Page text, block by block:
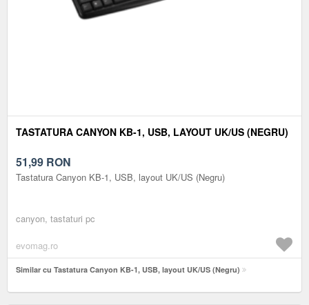
TASTATURA CANYON KB-1, USB, LAYOUT UK/US (NEGRU)
51,99 RON
Tastatura Canyon KB-1, USB, layout UK/US (Negru)
canyon, tastaturi pc
evomag.ro
Similar cu Tastatura Canyon KB-1, USB, layout UK/US (Negru)